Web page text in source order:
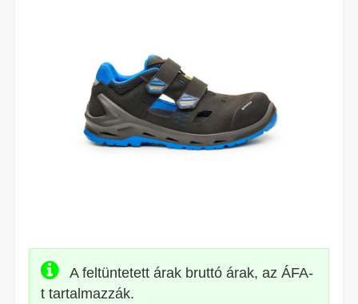
A feltüntetett árak bruttó árak, az ÁFA-
t tartalmazzák.